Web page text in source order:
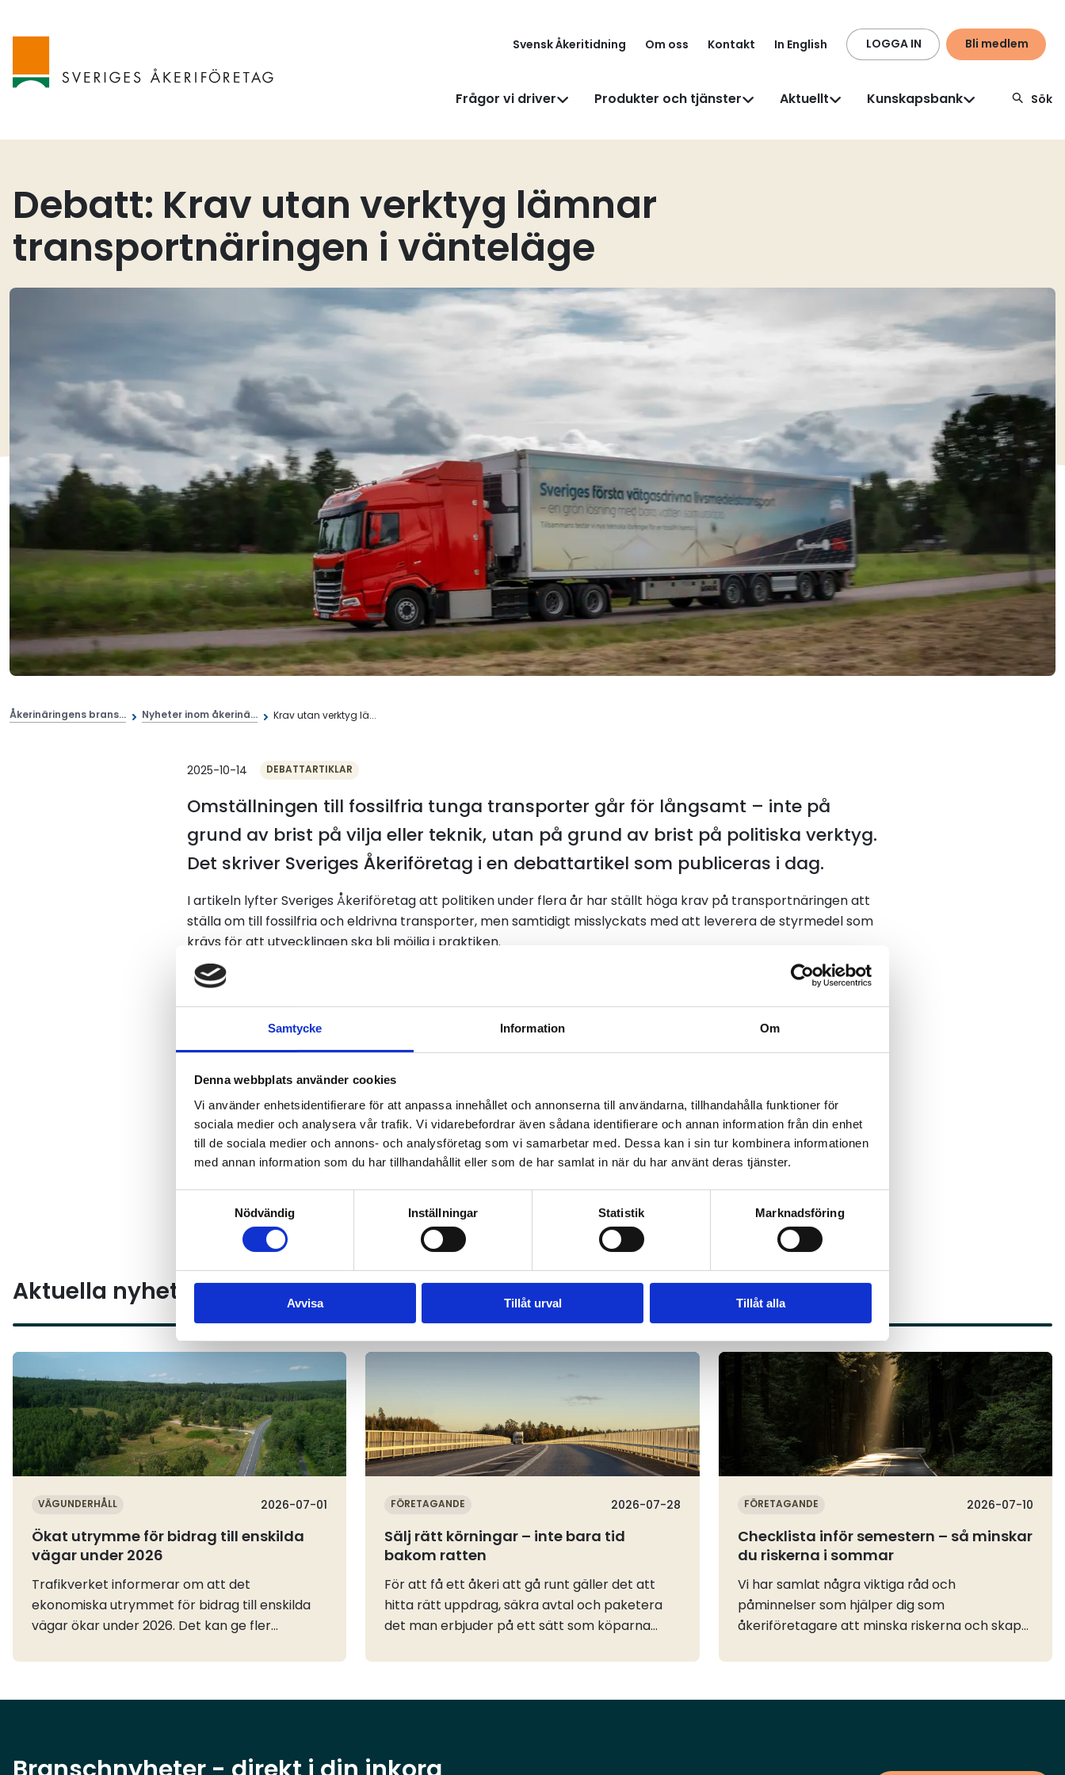
Samtycke Information Om
Denna webbplats använder cookies
Vi använder enhetsidentifierare för att anpassa innehållet och annonserna till användarna, tillhandahålla funktioner för
sociala medier och analysera vår trafik. Vi vidarebefordrar även sådana identifierare och annan information från din enhet
till de sociala medier och annons- och analysföretag som vi samarbetar med. Dessa kan i sin tur kombinera informationen
med annan information som du har tillhandahållit eller som de har samlat in när du har använt deras tjänster.
Nödvändig
Inställningar Statistik Marknadsföring
Avvisa Tillåt urval Tillåt alla
Svensk Åkeritidning Om oss Kontakt In English LOGGA IN Bli medlem
Frågor vi driver Produkter och tjänster Aktuellt Kunskapsbank Sök
Debatt: Krav utan verktyg lämnar
transportnäringen i vänteläge
Åkerinäringens brans... Nyheter inom åkerinä... Krav utan verktyg lä...
2025-10-14 DEBATTARTIKLAR
Omställningen till fossilfria tunga transporter går för långsamt – inte på
grund av brist på vilja eller teknik, utan på grund av brist på politiska verktyg.
Det skriver Sveriges Åkeriföretag i en debattartikel som publiceras i dag.
I artikeln lyfter Sveriges Åkeriföretag att politiken under flera år har ställt höga krav på transportnäringen att
ställa om till fossilfria och eldrivna transporter, men samtidigt misslyckats med att leverera de styrmedel som
krävs för att utvecklingen ska bli möjlig i praktiken.
Trots att både tekniken och viljan finns hos transportföretag och fordonstillverkare uteblir investeringarna.
I debattartikeln efterlyser Sveriges Åkeriföretag bland annat förstärkta stöd för inköp av tunga elfordon,
samt snabbspår för elnätsanslutningar och tydligt utpekade högeffektkorridorer.
Debattartikeln avslutas med en uppmaning till politiken att ta ett större ansvar för att skapa fungerande
marknadsförutsättningar. Transportnäringen står redo att ta sin del av ansvaret – men de nödvändiga
verktygen för en storskalig omställning finns ännu inte på plats.
Aktuella nyheter
VÄGUNDERHÅLL 2026-07-01
Ökat utrymme för bidrag till enskilda
vägar under 2026
Trafikverket informerar om att det
ekonomiska utrymmet för bidrag till enskilda
vägar ökar under 2026. Det kan ge fler
angelägna åtgärder, bland annat i områden
cirka 2,3 miljarder kronor under 2026. Det
Läs mer
FÖRETAGANDE 2026-07-28
Sälj rätt körningar – inte bara tid
bakom ratten
För att få ett åkeri att gå runt gäller det att
hitta rätt uppdrag, säkra avtal och paketera
det man erbjuder på ett sätt som köparna
med sig av sina bästa tips.Ha kunder klara när
en LBC eller liknande organisation direkt. Det
Läs mer
FÖRETAGANDE 2026-07-10
Checklista inför semestern – så minskar
du riskerna i sommar
Vi har samlat några viktiga råd och
påminnelser som hjälper dig som
åkeriföretagare att minska riskerna och skapa
under resten av året. Oavsett om du är på väg
Läs mer